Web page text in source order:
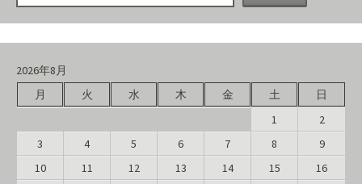
2026年8月
月
火 水 木 金 土
日
1
2
3
4 5 6 7 8
9
10
11 12 13 14 15
16